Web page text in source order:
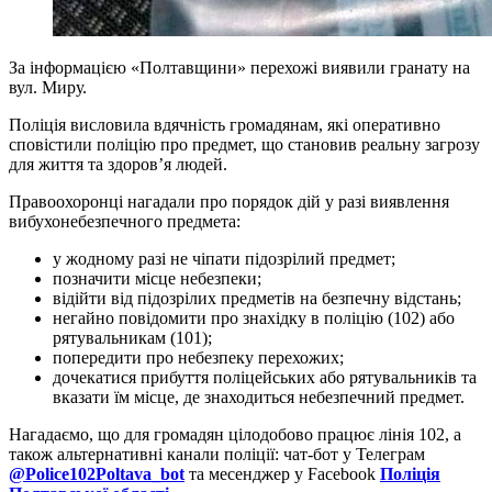
За інформацією «Полтавщини» перехожі виявили гранату на
вул. Миру.
Поліція висловила вдячність громадянам, які оперативно
сповістили поліцію про предмет, що становив реальну загрозу
для життя та здоров’я людей.
Правоохоронці нагадали про порядок дій у разі виявлення
вибухонебезпечного предмета:
у жодному разі не чіпати підозрілий предмет;
позначити місце небезпеки;
відійти від підозрілих предметів на безпечну відстань;
негайно повідомити про знахідку в поліцію (102) або
рятувальникам (101);
попередити про небезпеку перехожих;
дочекатися прибуття поліцейських або рятувальників та
вказати їм місце, де знаходиться небезпечний предмет.
Нагадаємо, що для громадян цілодобово працює лінія 102, а
також альтернативні канали поліції: чат-бот у Телеграм
@Police102Poltava_bot та месенджер у Facebook Поліція